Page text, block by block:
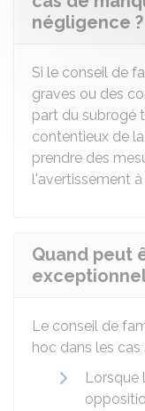
négligence ?
Si le conseil de
graves ou des
part du subrogé
contentieux de
prendre des
l'avertissement
Quand peut
Le conseil de
hoc dans les cas
Lorsque